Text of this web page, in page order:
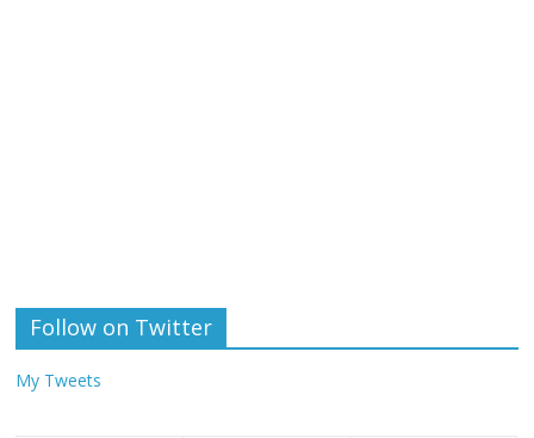
Follow on Twitter
My Tweets